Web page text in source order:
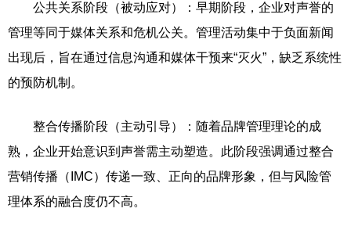
公共关系阶段（被动应对）：早期阶段，企业对声誉的
管理等同于媒体关系和危机公关。管理活动集中于负面新闻
出现后，旨在通过信息沟通和媒体干预来“灭火”，缺乏系统性
的预防机制。
整合传播阶段（主动引导）：随着品牌管理理论的成
熟，企业开始意识到声誉需主动塑造。此阶段强调通过整合
营销传播（IMC）传递一致、正向的品牌形象，但与风险管
理体系的融合度仍不高。